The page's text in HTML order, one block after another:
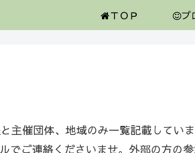
ＴＯＰ プ
主催団体、地域のみ一覧記載してい
でご連絡くださいませ。外部の方の